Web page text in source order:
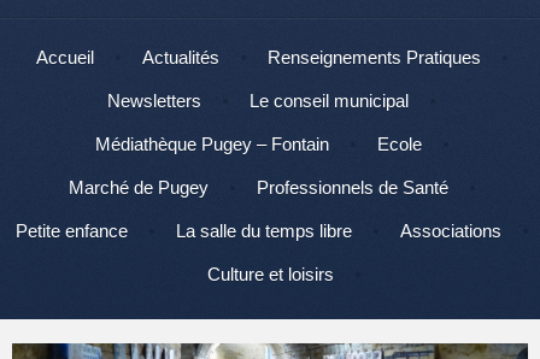
Menu
Aller au contenu
Accueil Actualités Renseignements Pratiques
Newsletters Le conseil municipal
Médiathèque Pugey – Fontain Ecole
Marché de Pugey Professionnels de Santé
Petite enfance La salle du temps libre Associations
Culture et loisirs